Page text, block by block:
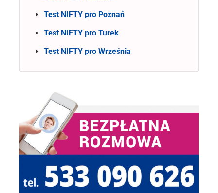
Test NIFTY pro Poznań
Test NIFTY pro Turek
Test NIFTY pro Września